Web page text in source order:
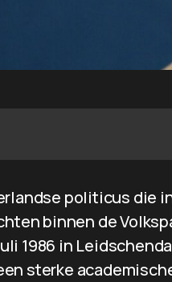
politicus die
binnen de
1986 in
sterke